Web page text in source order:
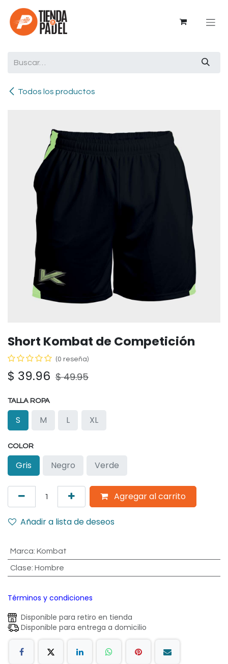
Ir al contenido
Todos los productos
Short Kombat de Competición
(0 reseña)
$ 39.96 $49.95
TALLA ROPA
S M L XL
COLOR
Gris Negro Verde
Agregar al carrito
Añadir a lista de deseos
Marca: Kombat
Clase: Hombre
Términos y condiciones
Disponible para retiro en tienda
Disponible para entrega a domicilio